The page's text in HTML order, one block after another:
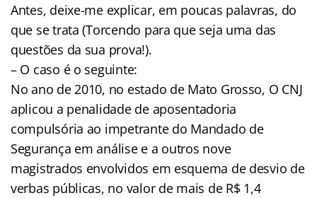
Antes, deixe-me explicar, em poucas palavras, do
que se trata (Torcendo para que seja uma das
questões da sua prova!).
– O caso é o seguinte:
No ano de 2010, no estado de Mato Grosso, O CNJ
aplicou a penalidade de aposentadoria
compulsória ao impetrante do Mandado de
Segurança em análise e a outros nove
magistrados envolvidos em esquema de desvio de
verbas públicas, no valor de mais de R$ 1,4